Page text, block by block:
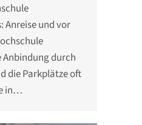
Anreise und vor
Anbindung durch
die Parkplätze oft
in…